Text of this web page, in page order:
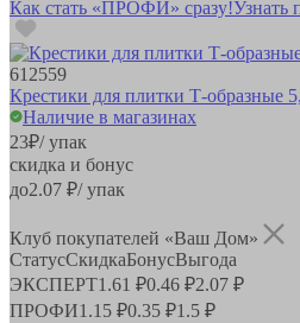
Как стать «ПРОФИ» сразу!Узнать
612559
Крестики для плитки Т-образные
Наличие в магазинах
23₽/ упак
скидка и бонус
до2.07 ₽/ упак
Клуб покупателей «Ваш Дом»
СтатусСкидкаБонусВыгода
ЭКСПЕРТ1.61 ₽0.46 ₽2.07 ₽
ПРОФИ1.15 ₽0.35 ₽1.5 ₽